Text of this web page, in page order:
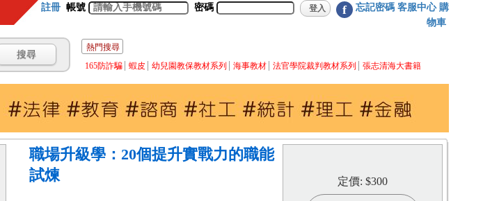
註冊 帳號 密碼 f 忘記密碼 客服中心 購
物車
熱門搜尋
165防詐騙
蝦皮 幼兒園教保教材系列 海事教材 法官學院裁判教材系列 張志清海大書籍
職場升級學：20個提升實戰力的職能
試煉
定價: $300